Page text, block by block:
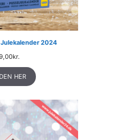
2024
kr.
HER